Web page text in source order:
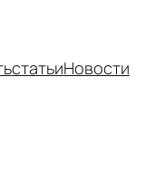
статьиНовости